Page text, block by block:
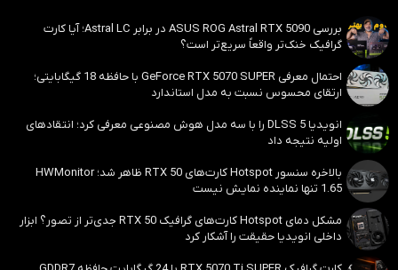
بررسی ASUS ROG Astral RTX 5090 در برابر Astral LC؛ آیا کارت
گرافیک خنک‌تر واقعاً سریع‌تر است؟
احتمال معرفی GeForce RTX 5070 SUPER با حافظه 18 گیگابایتی؛
ارتقای محسوس نسبت به مدل استاندارد
انویدیا DLSS 5 را با سه مدل هوش مصنوعی معرفی کرد؛ انتقادهای
اولیه نتیجه داد
بالاخره سنسور Hotspot کارت‌های RTX 50 ظاهر شد؛ HWMonitor
1.65 تنها نماینده نمایش نیست
مشکل دمای Hotspot کارت‌های گرافیک RTX 50 جدی‌تر از تصور؟ ابزار
داخلی انویدیا حقیقت را آشکار کرد